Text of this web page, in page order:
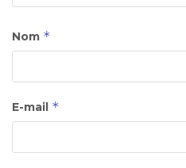
Nom *
E-mail *